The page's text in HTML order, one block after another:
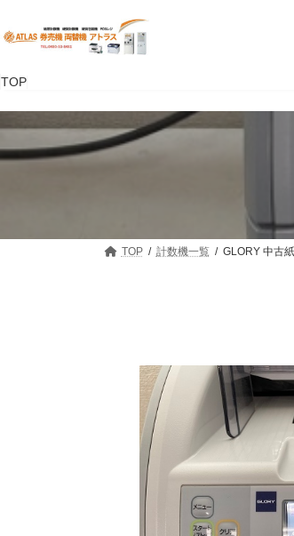
テ
ツ
ッ
ゲ
シ
移
TOP
TOP 計数機一覧 GLORY 中古